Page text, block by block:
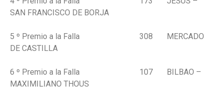
SAN FRANCISCO DE BORJA
5 º Premio a la Falla 308 MERCADO
DE CASTILLA
6 º Premio a la Falla 107 BILBAO –
MAXIMILIANO THOUS